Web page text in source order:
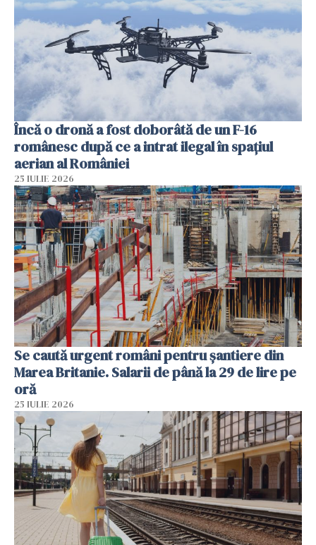
Încă o dronă a fost doborâtă de un F-16
românesc după ce a intrat ilegal în spațiul
aerian al României
25 IULIE 2026
Se caută urgent români pentru șantiere din
Marea Britanie. Salarii de până la 29 de lire pe
oră
25 IULIE 2026